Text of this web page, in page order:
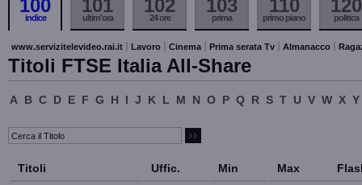
100
indice
101
ultim'ora
102
24 ore
103
prima
110
primo piano
120
politica
www.servizitelevideo.rai.it Lavoro Cinema Prima serata Tv Almanacco
Titoli FTSE Italia All-Share
A B C D E F G H I J K L M N O P Q R S T U V W X Y
Titoli Uffic. Min Max